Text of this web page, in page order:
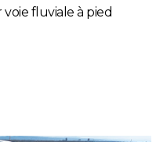
voie fluviale à pied